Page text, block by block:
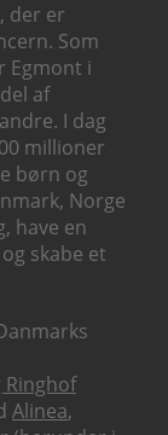
der er
Som
Egmont i
af
I dag
millioner
børn og
Norge
have en
skabe et
Alinea,